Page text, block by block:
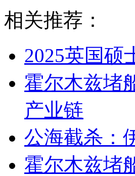
相关推荐：
2025英国硕
霍尔木兹堵
产业链
公海截杀：
霍尔木兹堵